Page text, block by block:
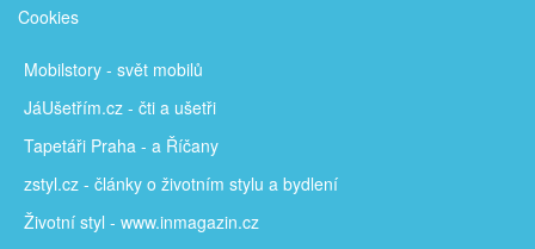
Cookies
Mobilstory - svět mobilů
JáUšetřím.cz - čti a ušetři
Tapetáři Praha - a Říčany
zstyl.cz - články o životním stylu a bydlení
Životní styl - www.inmagazin.cz